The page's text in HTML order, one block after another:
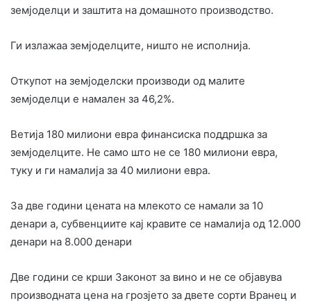
земјоделци и заштита на домашното производство.
Ги излажаа земјоделците, ништо не исполнија.
Откупот на земјоделски производи од малите
земјоделци е намален за 46,2%.
Ветија 180 милиони евра финансиска поддршка за
земјоделците. Не само што не се 180 милиони евра,
туку и ги намалија за 40 милиони евра.
За две години цената на млекото се намали за 10
денари а, субвенциите кај кравите се намалија од 12.000
денари на 8.000 денари
Две години се крши Законот за вино и не се објавува
производната цена на грозјето за двете сорти Вранец и